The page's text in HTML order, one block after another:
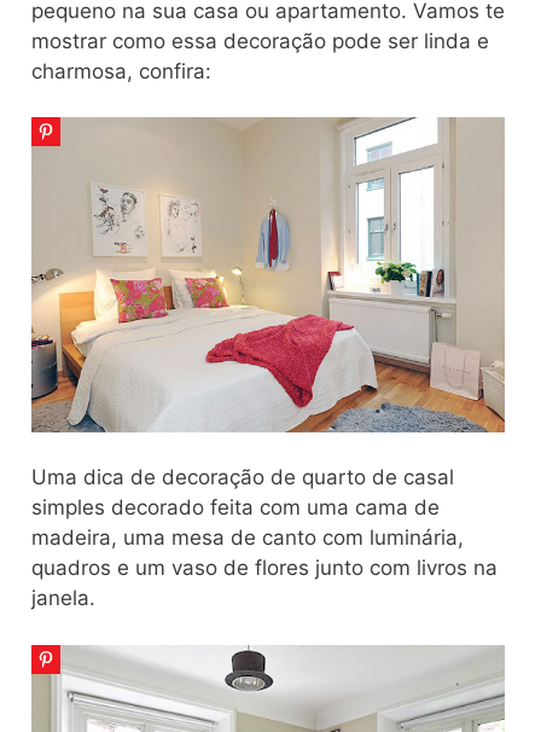
pequeno na sua casa ou apartamento. Vamos te
mostrar como essa decoração pode ser linda e
charmosa, confira:
Uma dica de decoração de quarto de casal
simples decorado feita com uma cama de
madeira, uma mesa de canto com luminária,
quadros e um vaso de flores junto com livros na
janela.